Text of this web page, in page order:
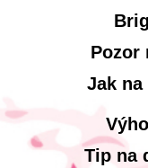
Pozor
Jak
Tip na